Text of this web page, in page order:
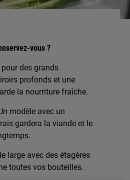
vous ?
des grands
profonds et une
la nourriture fraîche.
modèle avec un
gardera la viande et le
large avec des étagères
toutes vos bouteilles.